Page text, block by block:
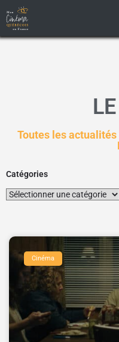
Toutes les
Catégories
Cinéma